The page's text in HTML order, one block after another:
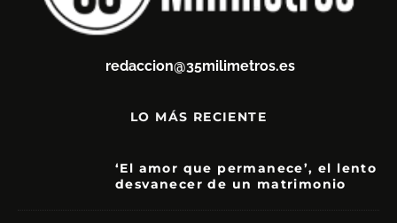
redaccion@35milimetros.es
LO MÁS RECIENTE
‘El amor que permanece’, el lento
desvanecer de un matrimonio